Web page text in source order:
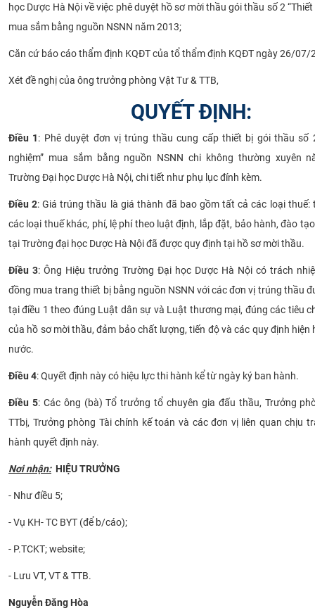
học Dược Hà Nội về việc phê duyệt hồ sơ mời thầu gói thầu số 2 “Thiết
mua sắm bằng nguồn NSNN năm 2013;
Căn cứ báo cáo thẩm định KQĐT của tổ thẩm định KQĐT ngày 26/07/
Xét đề nghị của ông trưởng phòng Vật Tư & TTB,
QUYẾT ĐỊNH:
Điều 1: Phê duyệt đơn vị trúng thầu cung cấp thiết bị gói thầu số
nghiệm” mua sắm bằng nguồn NSNN chi không thường xuyên
Trường Đại học Dược Hà Nội, chi tiết như phụ lục đính kèm.
Điều 2: Giá trúng thầu là giá thành đã bao gồm tất cả các loại thuế:
các loại thuế khác, phí, lệ phí theo luật định, lắp đặt, bảo hành, đào
tại Trường đại học Dược Hà Nội đã được quy định tại hồ sơ mời thầu.
Điều 3: Ông Hiệu trưởng Trường Đại học Dược Hà Nội có trách
đồng mua trang thiết bị bằng nguồn NSNN với các đơn vị trúng thầu
tại điều 1 theo đúng Luật dân sự và Luật thương mại, đúng các tiêu
của hồ sơ mời thầu, đảm bảo chất lượng, tiến độ và các quy định hiện
nước.
Điều 4: Quyết định này có hiệu lực thi hành kể từ ngày ký ban hành.
Điều 5: Các ông (bà) Tổ trưởng tổ chuyên gia đấu thầu, Trưởng
TTbị, Trưởng phòng Tài chính kế toán và các đơn vị liên quan chịu
hành quyết định này.
Nơi nhận:HIỆU TRƯỞNG
- Như điều 5;
- Vụ KH- TC BYT (để b/cáo);
- P.TCKT; website;
- Lưu VT, VT & TTB.
Nguyễn Đăng ​Hòa